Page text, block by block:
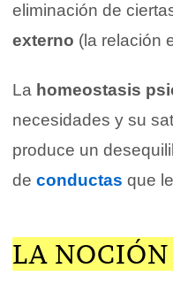
eliminación de
externo (la relación
La homeostasis
necesidades y su
produce un
de conductas que
LA